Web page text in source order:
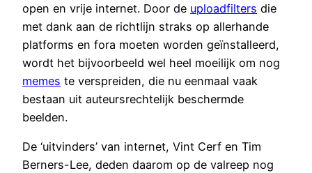
open en vrije internet. Door de uploadfilters die
met dank aan de richtlijn straks op allerhande
platforms en fora moeten worden geïnstalleerd,
wordt het bijvoorbeeld wel heel moeilijk om nog
memes te verspreiden, die nu eenmaal vaak
bestaan uit auteursrechtelijk beschermde
beelden.
De ‘uitvinders’ van internet, Vint Cerf en Tim
Berners-Lee, deden daarom op de valreep nog